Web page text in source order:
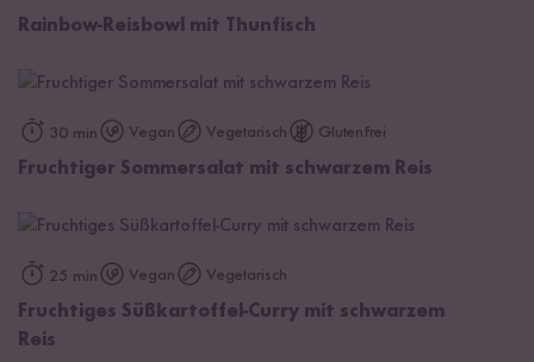
Rainbow-Reisbowl mit Thunfisch
30 min Vegan Vegetarisch Glutenfrei
Fruchtiger Sommersalat mit schwarzem Reis
25 min Vegan Vegetarisch
Fruchtiges Süßkartoffel-Curry mit schwarzem
Reis